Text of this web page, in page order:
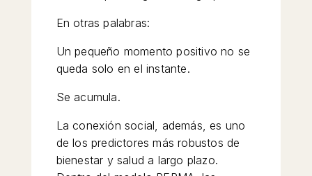
En otras palabras:
Un pequeño momento positivo no se
queda solo en el instante.
Se acumula.
La conexión social, además, es uno
de los predictores más robustos de
bienestar y salud a largo plazo.